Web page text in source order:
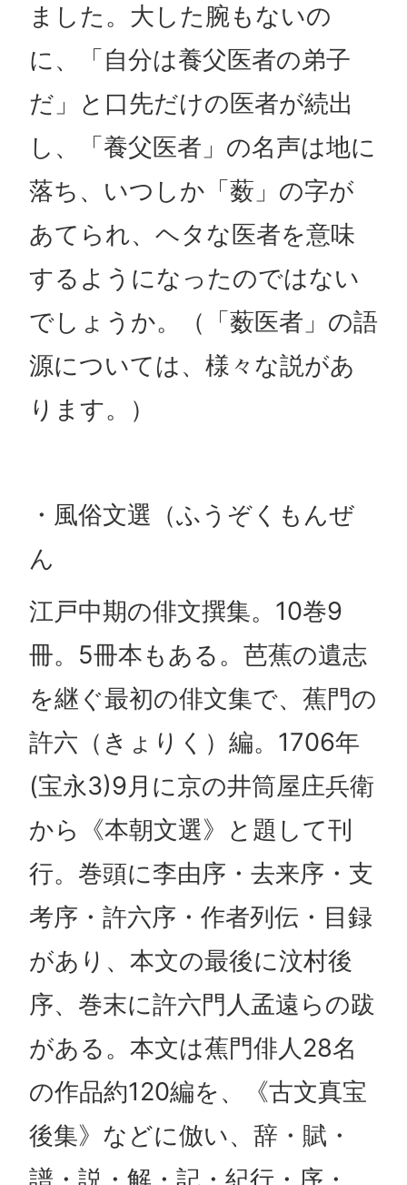
ました。大した腕もないの
に、「自分は養父医者の弟子
だ」と口先だけの医者が続出
し、「養父医者」の名声は地に
落ち、いつしか「薮」の字が
あてられ、ヘタな医者を意味
するようになったのではない
でしょうか。（「薮医者」の語
源については、様々な説があ
ります。）
・風俗文選（ふうぞくもんぜ
ん
江戸中期の俳文撰集。10巻9
冊。5冊本もある。芭蕉の遺志
を継ぐ最初の俳文集で、蕉門の
許六（きょりく）編。1706年
(宝永3)9月に京の井筒屋庄兵衛
から《本朝文選》と題して刊
行。巻頭に李由序・去来序・支
考序・許六序・作者列伝・目録
があり、本文の最後に汶村後
序、巻末に許六門人孟遠らの跋
がある。本文は蕉門俳人28名
の作品約120編を、《古文真宝
後集》などに倣い、辞・賦・